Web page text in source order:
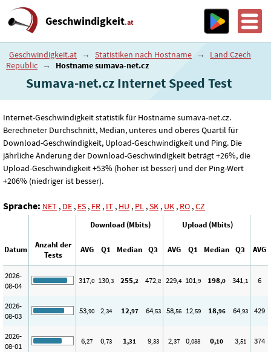
Geschwindigkeit.at
Geschwindigkeit.at → Statistiken nach Hostname →
Land Czech
Republic → Hostname sumava-net.cz
Sumava-net.cz Internet Speed ​​Test
Internet-Geschwindigkeit statistik für Hostname sumava-net.cz.
Berechneter Durchschnitt, Median, unteres und oberes Quartil für
Download-Geschwindigkeit, Upload-Geschwindigkeit und Ping. Die
jährliche Änderung der Download-Geschwindigkeit beträgt +26%, die
Upload-Geschwindigkeit +53% (höher ist besser) und der Ping-Wert
+206% (niedriger ist besser).
Sprache: NET , DE , ES , FR , IT , HU , PL ,SK , UK , RO ,CZ
Download (Mbits) Upload (Mbits)
Datum
Anzahl der
Tests
AVG Q1 Median Q3 AVG Q1 Median Q3 AVG
2026-
08-04
317,0 130,3 255,2 472,8 229,4 101,9 198,0 341,1 6
2026-
08-03
53,90 2,34 12,97 64,53 58,56 12,59 18,96 64,93 429
2026-
08-01
6,27 0,73 1,31 9,33 2,37 0,088 0,10 3,51 374